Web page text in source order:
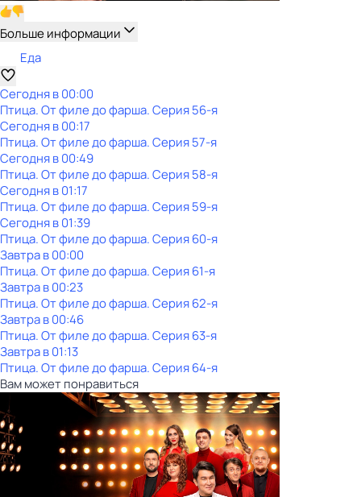
Больше информации
Еда
Сегодня в 00:00
Птица. От филе до фарша. Серия 56-я
Сегодня в 00:17
Птица. От филе до фарша. Серия 57-я
Сегодня в 00:49
Птица. От филе до фарша. Серия 58-я
Сегодня в 01:17
Птица. От филе до фарша. Серия 59-я
Сегодня в 01:39
Птица. От филе до фарша. Серия 60-я
Завтра в 00:00
Птица. От филе до фарша. Серия 61-я
Завтра в 00:23
Птица. От филе до фарша. Серия 62-я
Завтра в 00:46
Птица. От филе до фарша. Серия 63-я
Завтра в 01:13
Птица. От филе до фарша. Серия 64-я
Вам может понравиться